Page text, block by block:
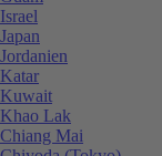
Israel
Japan
Jordanien
Katar
Kuwait
Khao Lak
Chiang Mai